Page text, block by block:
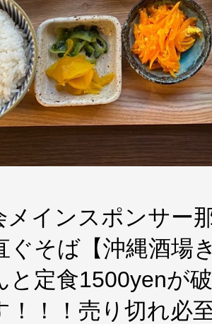
メインスポンサー
ぐそば【沖縄酒場
と定食1500yenが
！！！売り切れ必